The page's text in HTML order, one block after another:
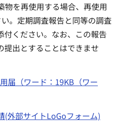
物を再使用する場合、再使用
。定期調査報告と同等の調査
付ください。なお、この報告
提出とすることはできませ
届（ワード：19KB（ワー
(外部サイトLoGoフォーム)